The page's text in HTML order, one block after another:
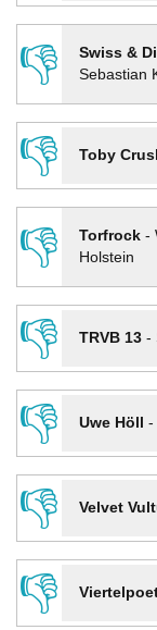
👎
Swiss &
Sebastian
👎
Toby
👎
Torfrock-
Holstein
👎
TRVB 13-
👎
Uwe Höll -
👎
Velvet
👎